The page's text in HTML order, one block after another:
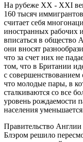
На рубеже XX - XXI
160 тысяч
считает себя
иностранных рабочих
вписаться в общество
они вносят
что за счет них не
том, что в Британии
с совершенствованием
что молодые пары, в
сталкиваются со все
уровень рождаемости
населения
Правительство
Блэром решило